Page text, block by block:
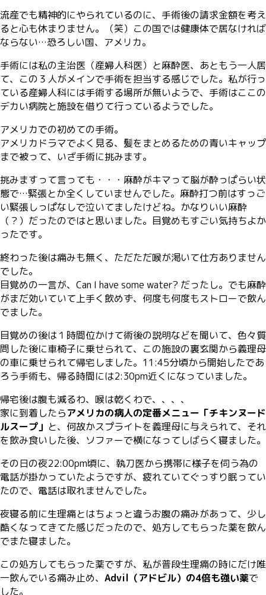
流産でも精神的にやられているのに、手術後の請求金額を考え
ると心も休まりません。（笑）この国では健康体で居なければ
ならない…恐ろしい国、アメリカ。
手術には私の主治医（産婦人科医）と麻酔医、あともう一人居
て、この３人がメインで手術を担当する感じでした。私が行っ
ている産婦人科には手術する場所が無いようで、手術はここの
デカい病院と施設を借りて行っているようでした。
アメリカでの初めての手術。
アメリカドラマでよく見る、髪をまとめるための青いキャップ
まで被って、いざ手術に挑みます。
挑みますって言っても・・・麻酔がキマって脳が酔っぱらい状
態で…緊張とか全くしていませんでした。麻酔打つ前はすっご
い緊張しっぱなしで泣いてましたけどね。かなりいい麻酔
（？）だったのではと思いました。目覚めもすごい気持ちよか
ったです。
終わった後は痛みも無く、ただただ喉が渇いて仕方ありません
でした。
目覚めの一言が、Can I have some water? だったし。でも麻酔
がまだ効いていて上手く飲めず、何度も何度もストローで飲ん
でました。
目覚めの後は１時間位かけて術後の説明などを聞いて、色々質
問した後に車椅子に乗せられて、この施設の裏玄関から義理母
の車に乗せられて帰宅しました。11:45分頃から開始したであ
ろう手術も、帰る時間には2:30pm近くになっていました。
帰宅後は腹も減るわ、喉は乾くわで、、、、
家に到着したらアメリカの病人の定番メニュー「チキンヌード
ルスープ」 と、何故かスプライトを義理母に与えられて、それ
を飲み食いした後、ソファーで横になってしばらく寝ました。
その日の夜22:00pm頃に、執刀医から携帯に様子を伺う為の
電話が掛かっていたようですが、疲れていてぐっすり眠ってい
たので、電話は取れませんでした。
夜寝る前に生理痛とはちょっと違うお腹の痛みがあって、少し
酷くなってきてた感じだったので、処方してもらった薬を飲ん
でまた寝ました。
この処方してもらった薬ですが、私が普段生理痛の時にだけ唯
一飲んでいる痛み止め、 Advil（アドビル）の4倍も強い薬で
した。